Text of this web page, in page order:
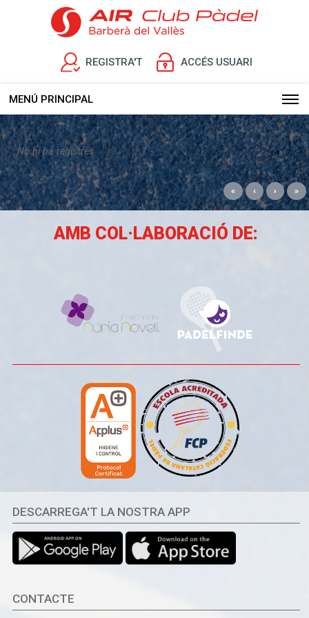
REGISTRA'T ACCÉS USUARI
MENÚ PRINCIPAL
No hi ha registres.
« ‹ › »
AMB COL·LABORACIÓ DE:
DESCARREGA'T LA NOSTRA APP
CONTACTE